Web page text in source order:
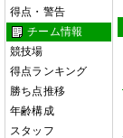
得点・警告
チーム情報
競技場
得点ランキング
勝ち点推移
年齢構成
スタッフ